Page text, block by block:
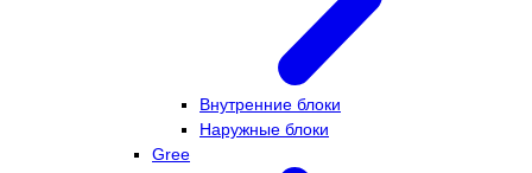
Внутренние блоки
Наружные блоки
Gree